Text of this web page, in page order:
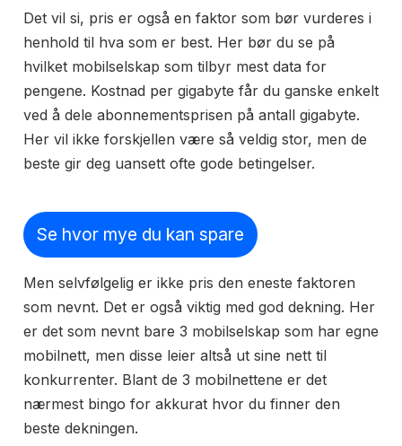
Det vil si, pris er også en faktor som bør vurderes i
henhold til hva som er best. Her bør du se på
hvilket mobilselskap som tilbyr mest data for
pengene. Kostnad per gigabyte får du ganske enkelt
ved å dele abonnementsprisen på antall gigabyte.
Her vil ikke forskjellen være så veldig stor, men de
beste gir deg uansett ofte gode betingelser.
Se hvor mye du kan spare
Men selvfølgelig er ikke pris den eneste faktoren
som nevnt. Det er også viktig med god dekning. Her
er det som nevnt bare 3 mobilselskap som har egne
mobilnett, men disse leier altså ut sine nett til
konkurrenter. Blant de 3 mobilnettene er det
nærmest bingo for akkurat hvor du finner den
beste dekningen.